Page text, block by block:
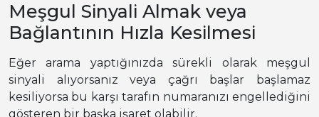
Meşgul Sinyali Almak veya
Bağlantının Hızla Kesilmesi
Eğer arama yaptığınızda sürekli olarak meşgul
sinyali alıyorsanız veya çağrı başlar başlamaz
kesiliyorsa bu karşı tarafın numaranızı engellediğini
gösteren bir başka işaret olabilir.